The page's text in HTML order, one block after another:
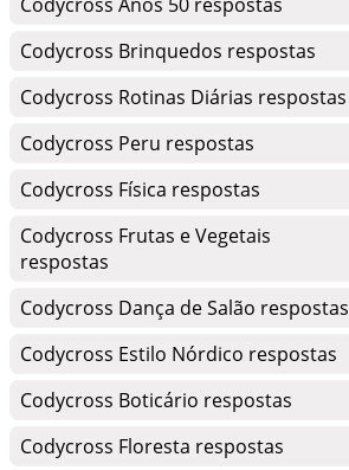
Codycross Brinquedos respostas
Codycross Rotinas Diárias respostas
Codycross Peru respostas
Codycross Física respostas
Codycross Frutas e Vegetais
respostas
Codycross Dança de Salão respostas
Codycross Estilo Nórdico respostas
Codycross Boticário respostas
Codycross Floresta respostas